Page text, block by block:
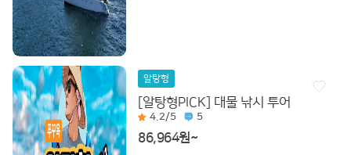
알탕형
[알탕형PICK] 대물 낚시 투어
4.2/5 5
86,964원~